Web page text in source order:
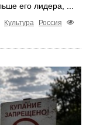
его лидера, ...
Культура
Россия